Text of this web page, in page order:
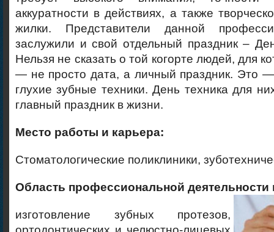
аккуратности в действиях, а также
жилки. Представители данной
заслужили и свой отдельный праздник –
Нельзя не сказать о той когорте людей, для
— не просто дата, а личный праздник. Это
глухие зубные техники. День техника для
главный праздник в жизни.
Место работы и карьера:
Стоматологические поликлиники,
Область профессиональной деятельности
изготовление зубных протезов,